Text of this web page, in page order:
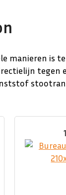
manieren is
tegen